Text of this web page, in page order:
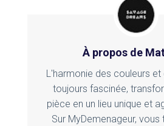
À propos de
L'harmonie des couleurs
toujours fascinée,
pièce en un lieu unique et
Sur MyDemenageur, vous